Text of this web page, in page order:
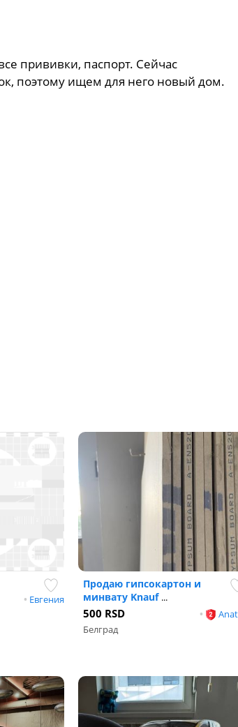
прививки, паспорт. Сейчас
поэтому ищем для него новый дом.
• Евгения
Продаю гипсокартон и
минвату Knauf ...
•
500 RSD
Белград